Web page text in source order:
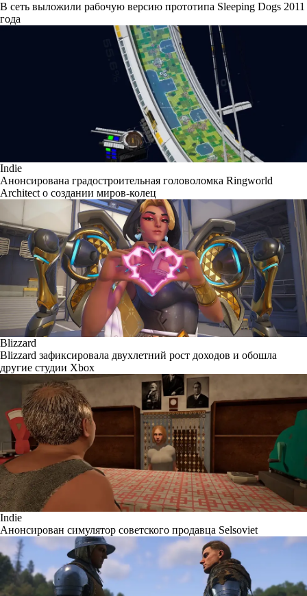
В сеть выложили рабочую версию прототипа Sleeping Dogs 2011
года
Indie
Анонсирована градостроительная головоломка Ringworld
Architect о создании миров-колец
Blizzard
Blizzard зафиксировала двухлетний рост доходов и обошла
другие студии Xbox
Indie
Анонсирован симулятор советского продавца Selsoviet